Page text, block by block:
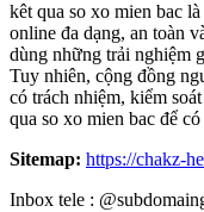
kêt qua so xo mien bac
online đa dạng, an toàn
dùng những trải nghiệm
Tuy nhiên, cộng đồng
có trách nhiệm, kiểm
qua so xo mien bac để
Sitemap: https://chakz-
Inbox tele :